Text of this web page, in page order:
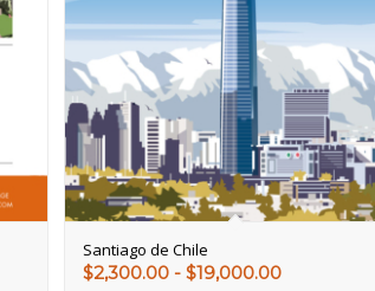
Santiago de Chile
$2,300.00 - $19,000.00Rango